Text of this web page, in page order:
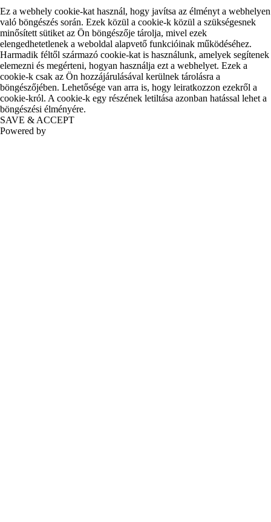
Ez a webhely cookie-kat használ, hogy javítsa az élményt a webhelyen
való böngészés során. Ezek közül a cookie-k közül a szükségesnek
minősített sütiket az Ön böngészője tárolja, mivel ezek
elengedhetetlenek a weboldal alapvető funkcióinak működéséhez.
Harmadik féltől származó cookie-kat is használunk, amelyek segítenek
elemezni és megérteni, hogyan használja ezt a webhelyet. Ezek a
cookie-k csak az Ön hozzájárulásával kerülnek tárolásra a
böngészőjében. Lehetősége van arra is, hogy leiratkozzon ezekről a
cookie-król. A cookie-k egy részének letiltása azonban hatással lehet a
böngészési élményére.
SAVE & ACCEPT
Powered by